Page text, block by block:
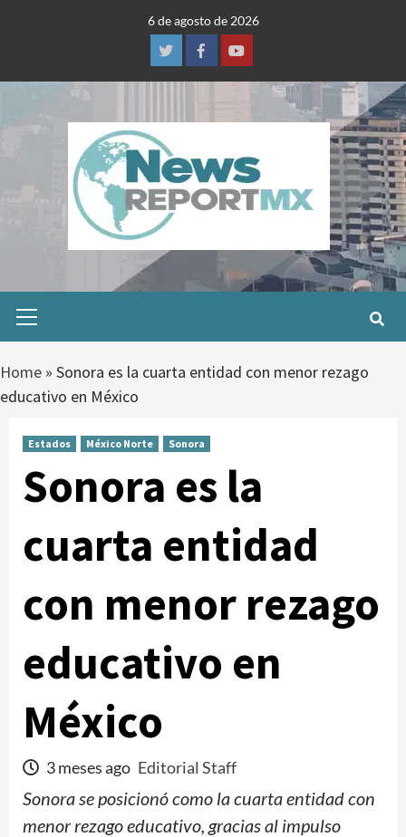
6 de agosto de 2026
TwitterFacebookYoutube
Menu
Home » Sonora es la cuarta entidad con menor rezago
educativo en México
Estados México Norte Sonora
Sonora es la
cuarta entidad
con menor rezago
educativo en
México
3 meses ago Editorial Staff
Sonora se posicionó como la cuarta entidad con
menor rezago educativo, gracias al impulso